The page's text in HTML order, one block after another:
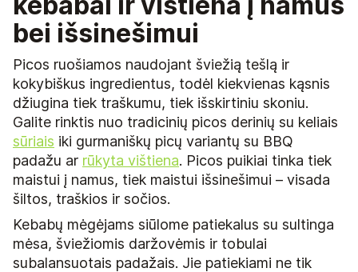
bei išsinešimui
Picos ruošiamos naudojant šviežią tešlą ir
kokybiškus ingredientus, todėl kiekvienas kąsnis
džiugina tiek traškumu, tiek išskirtiniu skoniu.
Galite rinktis nuo tradicinių picos derinių su keliais
sūriais iki gurmaniškų picų variantų su BBQ
padažu ar rūkyta vištiena. Picos puikiai tinka tiek
maistui į namus, tiek maistui išsinešimui – visada
šiltos, traškios ir sočios.
Kebabų mėgėjams siūlome patiekalus su sultinga
mėsa, šviežiomis daržovėmis ir tobulai
subalansuotais padažais. Jie patiekiami ne tik